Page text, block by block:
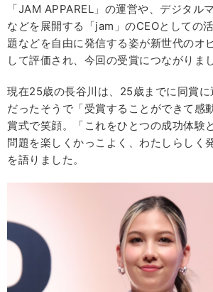
「JAM APPAREL」の運営や、デジタル
などを展開する「jam」のCEOとしての
題などを自由に発信する姿が新世代のオ
して評価され、今回の受賞につながりまし
現在25歳の長谷川は、25歳までに同賞
だったそうで「受賞することができて感
賞式で笑顔。「これをひとつの成功体験
問題を楽しくかっこよく、わたしらしく
を語りました。